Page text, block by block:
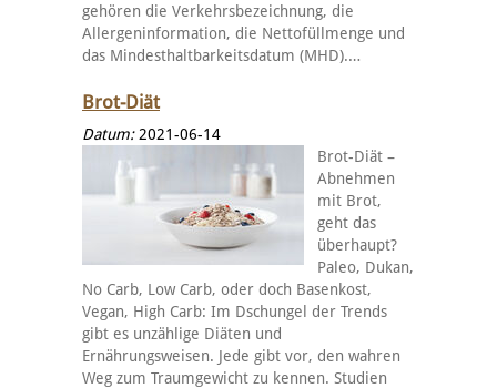
gehören die Verkehrsbezeichnung, die
Allergeninformation, die Nettofüllmenge und
das Mindesthaltbarkeitsdatum (MHD).…
Brot-Diät
Datum:2021-06-14
Brot-Diät –
Abnehmen
mit Brot,
geht das
überhaupt?
Paleo, Dukan,
No Carb, Low Carb, oder doch Basenkost,
Vegan, High Carb: Im Dschungel der Trends
gibt es unzählige Diäten und
Ernährungsweisen. Jede gibt vor, den wahren
Weg zum Traumgewicht zu kennen. Studien